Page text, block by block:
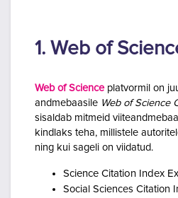
1. Web of
Web of Science platvormil on
andmebaasile Web of Science
sisaldab mitmeid
kindlaks teha, millistele
ning kui sageli on viidatud.
Science Citation Index
Social Sciences Citation